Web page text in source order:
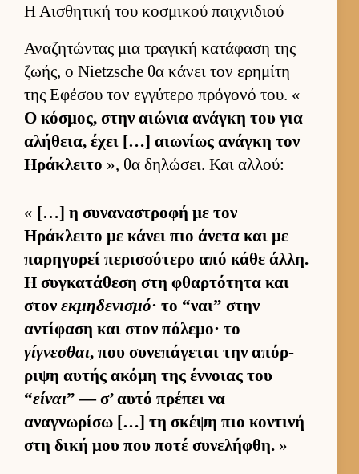
Η Αισθητική του κοσμικού παιχνιδιού
Αναζητώντας μια τραγική κατάφαση της
ζωής, ο Nietzsche θα κάνει τον ερημίτη
της Εφέσου τον εγ­γύτερο πρόγονό του. «
Ο κόσμος, στην αιώνια ανάγκη του για
αλήθεια, έχει […] αιω­νίως ανάγκη τον
Ηράκλειτο », θα δηλώσει. Και αλ­λού:
« […] η συναναστροφή με τον
Ηράκλειτο με κάνει πιο άνετα και με
παρηγορεί περισ­σότερο από κάθε άλ­λη.
Η συγκατάθεση στη φθαρ­τότητα και
στον εκμηδενισμό· το “ναι” στην
αντίφαση και στον πόλεμο· το
γίγνεσθαι, που συνεπάγεται την απόρ­
ριψη αυ­τής ακόμη της έν­νοιας του
“είναι” — σ’ αυτό πρέπει να
αναγνωρίσω […] τη σκέψη πιο κοντινή
στη δική μου που ποτέ συνελήφθη. »